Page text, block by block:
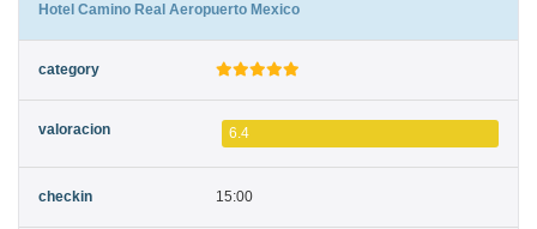
Hotel Camino Real Aeropuerto Mexico
6.4
15:00